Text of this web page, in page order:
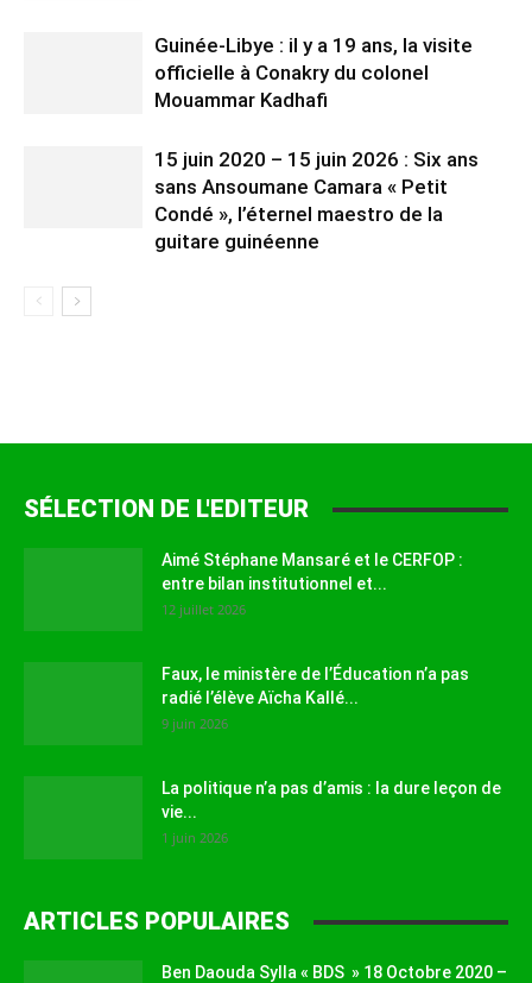
Guinée-Libye : il y a 19 ans, la visite
officielle à Conakry du colonel
Mouammar Kadhafi
15 juin 2020 – 15 juin 2026 : Six ans
sans Ansoumane Camara « Petit
Condé », l’éternel maestro de la
guitare guinéenne
SÉLECTION DE L'EDITEUR
Aimé Stéphane Mansaré et le CERFOP :
entre bilan institutionnel et...
12 juillet 2026
Faux, le ministère de l’Éducation n’a pas
radié l’élève Aïcha Kallé...
9 juin 2026
La politique n’a pas d’amis : la dure leçon de
vie...
1 juin 2026
ARTICLES POPULAIRES
Ben Daouda Sylla « BDS » 18 Octobre 2020 –